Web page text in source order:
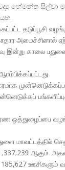
ය හේමන්ත
தடுப்பூசி
அமைச்சினால்
இன்று காலை
ஒத்துழைப்பை
மாவட்டத்தில்
ஆகும்.
ஊசிகளும்